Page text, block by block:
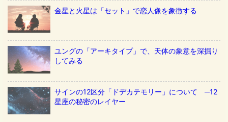
金星と火星は「セット」で恋人像を象徴する
ユングの「アーキタイプ」で、天体の象意を深掘り
してみる
サインの12区分「ドデカテモリー」について ─12
星座の秘密のレイヤー